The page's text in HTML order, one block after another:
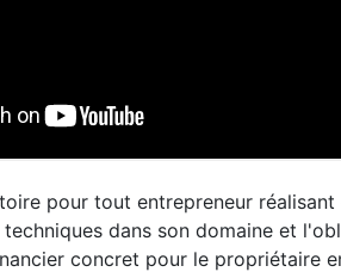
pour tout entrepreneur
dans son domaine et
concret pour le propriétaire